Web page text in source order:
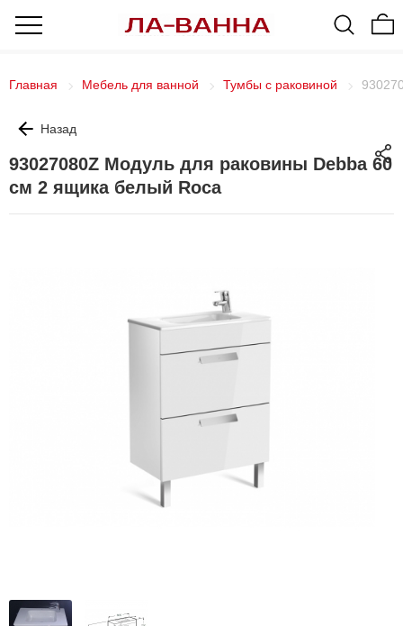
Главная Мебель для ванной Тумбы с раковиной
Назад
93027080Z Модуль для раковины Debba 60
см 2 ящика белый Roca